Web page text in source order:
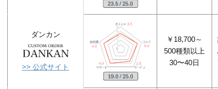
ダンカン
>> 公式サイト
￥18,700～
500種類以上
30〜40日